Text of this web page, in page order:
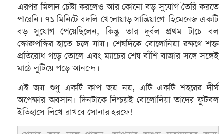
এরপর মিলান চেষ্টা করলেও আর কোনো বড় সুযোগ তৈরি করতে
পারেনি। ৭১ মিনিটে বদলি খেলোয়াড় সান্তিয়াগো হিমেনেজ একটি
বড় সুযোগ পেয়েছিলেন, কিন্তু তার দুর্বল প্রথম টাচে বল
স্কোরুপস্কির হাতে চলে যায়। শেষদিকে বোলোনিয়া রক্ষণে শক্ত
প্রতিরোধ গড়ে তোলে এবং ম্যাচের শেষ বাঁশি বাজার সঙ্গে সঙ্গেই
মাঠে লুটিয়ে পড়ে আনন্দে।
এই জয় শুধু একটি কাপ জয় নয়, এটি একটি শহরের দীর্ঘ
অপেক্ষার অবসান। দিনটাকে নিশ্চয়ই বোলোনিয়া তাদের ফুটবল
ইতিহাসে লিখে রাখবে সোনার হরফে!